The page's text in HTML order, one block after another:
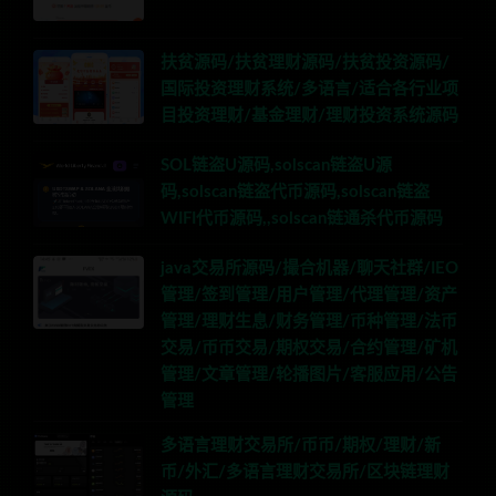
扶贫源码/扶贫理财源码/扶贫投资源码/
国际投资理财系统/多语言/适合各行业项
目投资理财/基金理财/理财投资系统源码
SOL链盗U源码,solscan链盗U源
码,solscan链盗代币源码,solscan链盗
WIFI代币源码,,solscan链通杀代币源码
java交易所源码/撮合机器/聊天社群/IEO
管理/签到管理/用户管理/代理管理/资产
管理/理财生息/财务管理/币种管理/法币
交易/币币交易/期权交易/合约管理/矿机
管理/文章管理/轮播图片/客服应用/公告
管理
多语言理财交易所/币币/期权/理财/新
币/外汇/多语言理财交易所/区块链理财